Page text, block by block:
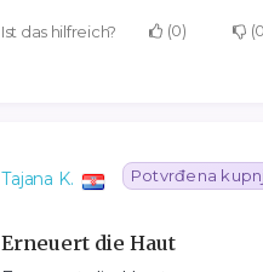
Ist das hilfreich? 0
Tajana K. Potvrđena
Erneuert die Haut